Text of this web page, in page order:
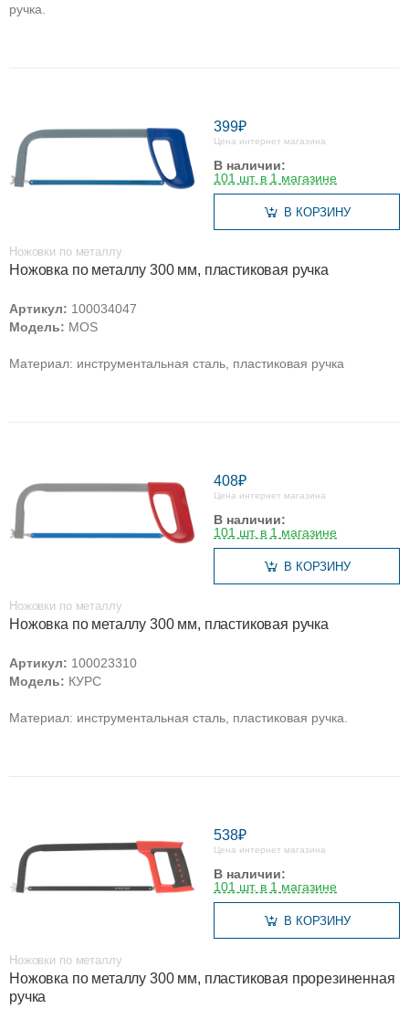
ручка.
399₽
Цена интернет магазина
В наличии:
101 шт. в 1 магазине
В КОРЗИНУ
Ножовки по металлу
Ножовка по металлу 300 мм, пластиковая ручка
Артикул: 100034047
Модель: MOS
Материал: инструментальная сталь, пластиковая ручка
408₽
Цена интернет магазина
В наличии:
101 шт. в 1 магазине
В КОРЗИНУ
Ножовки по металлу
Ножовка по металлу 300 мм, пластиковая ручка
Артикул: 100023310
Модель: КУРС
Материал: инструментальная сталь, пластиковая ручка.
538₽
Цена интернет магазина
В наличии:
101 шт. в 1 магазине
В КОРЗИНУ
Ножовки по металлу
Ножовка по металлу 300 мм, пластиковая прорезиненная
ручка